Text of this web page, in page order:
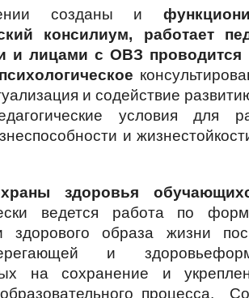
созданы и
консилиум, работает
и лицами с ОВЗ проводится
и содействие
условия для
и
здоровья
ведется работа по
здорового образа жизни
и
на сохранение и
процесса.